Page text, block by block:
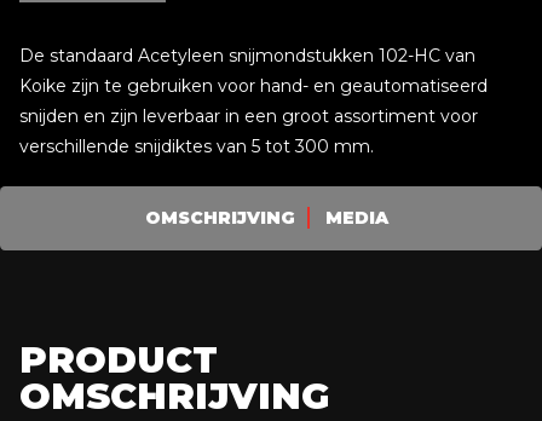
De standaard Acetyleen snijmondstukken 102-HC van
Koike zijn te gebruiken voor hand- en geautomatiseerd
snijden en zijn leverbaar in een groot assortiment voor
verschillende snijdiktes van 5 tot 300 mm.
OMSCHRIJVING MEDIA
PRODUCT
OMSCHRIJVING